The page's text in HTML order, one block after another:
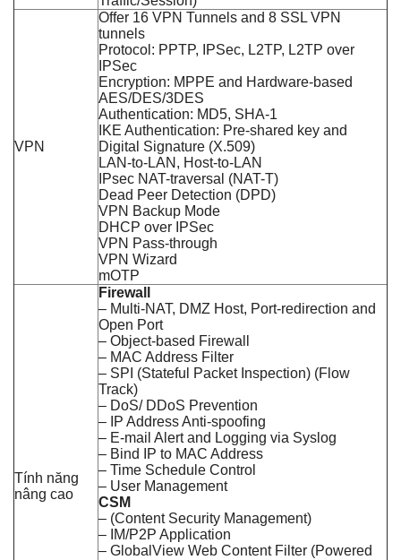
VPN
Offer 16 VPN Tunnels and 8 SSL VPN
tunnels
Protocol: PPTP, IPSec, L2TP, L2TP over
IPSec
Encryption: MPPE and Hardware-based
AES/DES/3DES
Authentication: MD5, SHA-1
IKE Authentication: Pre-shared key and
Digital Signature (X.509)
LAN-to-LAN, Host-to-LAN
IPsec NAT-traversal (NAT-T)
Dead Peer Detection (DPD)
VPN Backup Mode
DHCP over IPSec
VPN Pass-through
VPN Wizard
mOTP
Tính năng
nâng cao
Firewall
– Multi-NAT, DMZ Host, Port-redirection and
Open Port
– Object-based Firewall
– MAC Address Filter
– SPI (Stateful Packet Inspection) (Flow
Track)
– DoS/ DDoS Prevention
– IP Address Anti-spoofing
– E-mail Alert and Logging via Syslog
– Bind IP to MAC Address
– Time Schedule Control
– User Management
CSM
– (Content Security Management)
– IM/P2P Application
– GlobalView Web Content Filter (Powered